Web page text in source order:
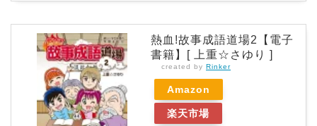
熱血!故事成語道場2【電子
書籍】[ 上重☆さゆり ]
created by Rinker
Amazon
楽天市場